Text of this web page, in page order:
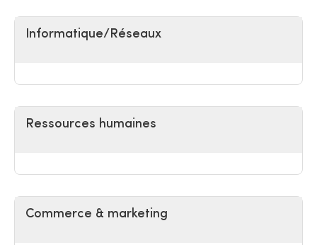
Informatique/Réseaux
Ressources humaines
Commerce & marketing